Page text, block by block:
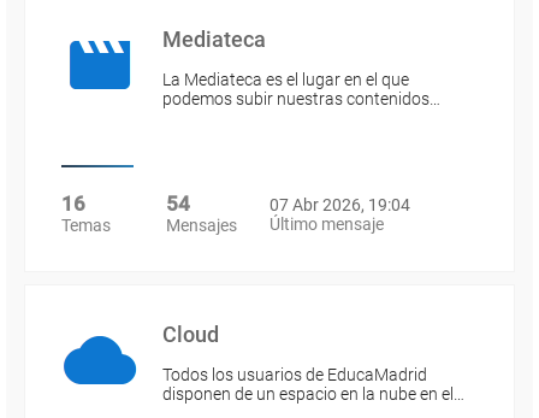
Mediateca
La Mediateca es el lugar en el que
podemos subir nuestras contenidos…
16
Temas
54
Mensajes
07 Abr 2026, 19:04
Último mensaje
Cloud
Todos los usuarios de EducaMadrid
disponen de un espacio en la nube en el…